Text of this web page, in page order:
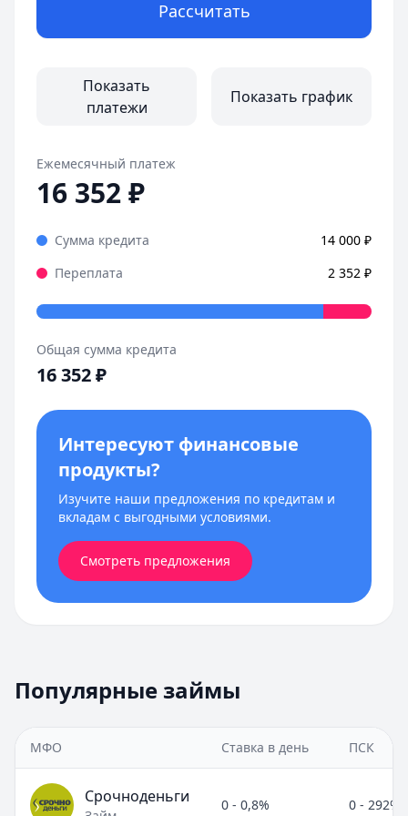
Рассчитать
Показать
платежи
Показать график
Ежемесячный платеж
16 352₽
Сумма кредита 14 000 ₽
Переплата
2 352 ₽
Общая сумма кредита
16 352₽
Интересуют финансовые
продукты?
Изучите наши предложения по кредитам и
вкладам с выгодными условиями.
Смотреть предложения
Популярные займы
МФО Ставка в день ПСК
Срочноденьги 0 - 0,8% 0 - 292%